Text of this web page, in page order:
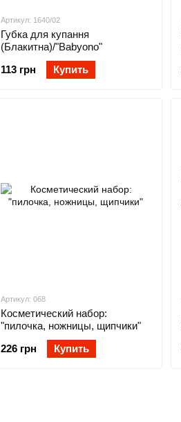
Артикул: 1640/02
Губка для купання
(Блакитна)/"Babyоno"
113 грн
Купить
Артикул: 068
Косметический набор:
"пилочка, ножницы, щипчики"
226 грн
Купить